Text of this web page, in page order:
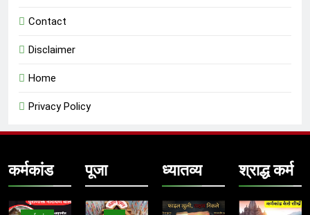
Contact
Disclaimer
Home
Privacy Policy
कर्मकांड पूजा ध्यातव्य श्राद्ध कर्म